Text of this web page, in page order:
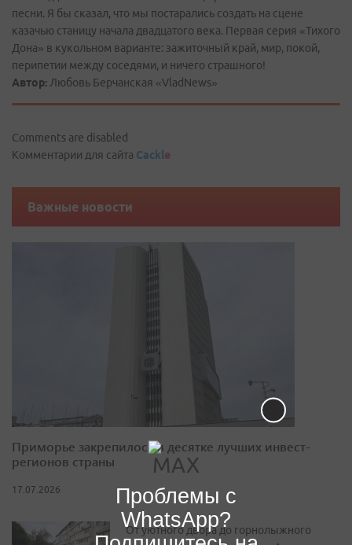
песни. Я бы сказал, что мы постарались создать на сцене
казачью станицу начала двадцатого века. Первая серия «Тихого
Дона» в кукольном варианте: зажиточный край, мир, покой,
перипетии между соседями, и ничего страшного!
Автор: Любовь Берчанская «VladNews»
Comments are disabled
Комментарии для сайта Cackle
Важные новости
Приморье закрепилось в десятке лучших инвест-
регионов страны
17.07.2026
От уютного двора до горнолыжного
Проблемы с
WhatsApp?